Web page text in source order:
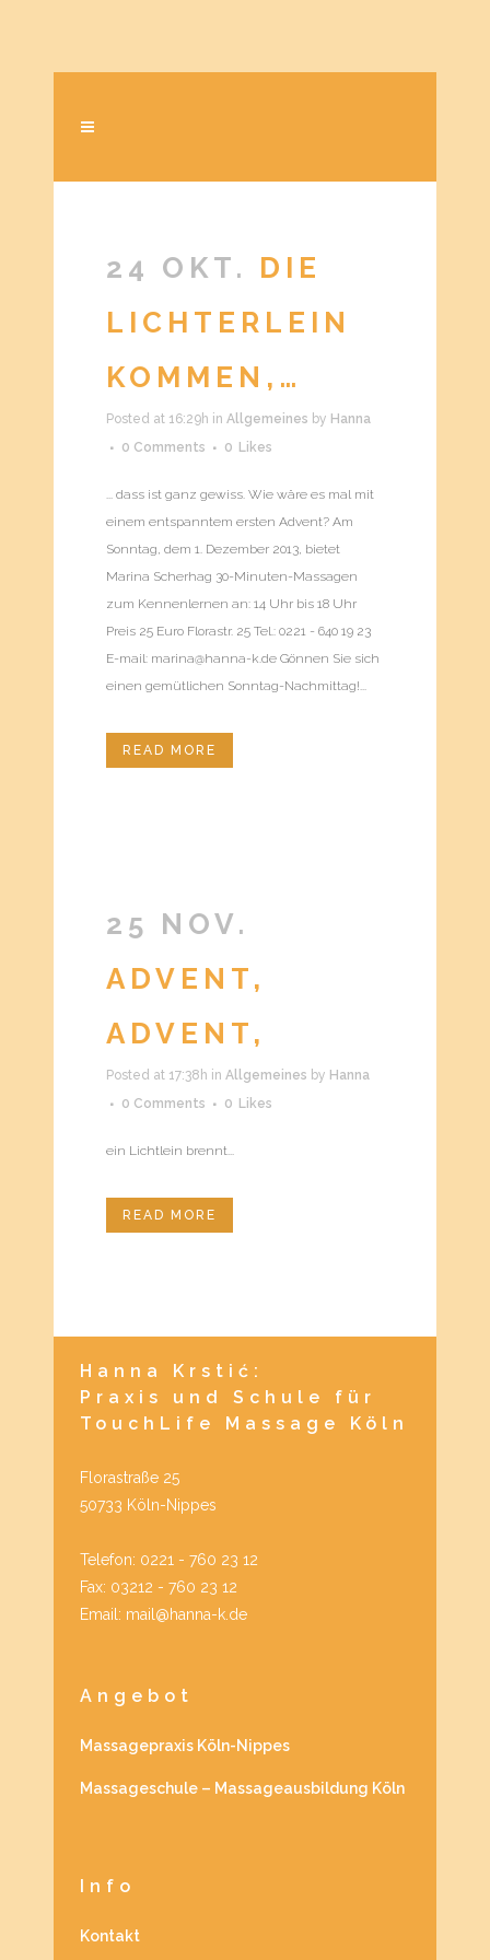
24 OKT.
DIE
LICHTERLEIN
KOMMEN,…
Posted at 16:29h in Allgemeines by Hanna
0 Comments
0 Likes
... dass ist ganz gewiss. Wie wäre es mal mit
einem entspanntem ersten Advent? Am
Sonntag, dem 1. Dezember 2013, bietet
Marina Scherhag 30-Minuten-Massagen
zum Kennenlernen an: 14 Uhr bis 18 Uhr
Preis 25 Euro Florastr. 25 Tel.: 0221 - 640 19 23
E-mail: marina@hanna-k.de Gönnen Sie sich
einen gemütlichen Sonntag-Nachmittag!...
READ MORE
25 NOV.
ADVENT,
ADVENT,
Posted at 17:38h in Allgemeines by Hanna
0 Comments
0 Likes
ein Lichtlein brennt...
READ MORE
Hanna Krstić:
Praxis und Schule für
TouchLife Massage Köln
Florastraße 25
50733 Köln-Nippes
Telefon: 0221 - 760 23 12
Fax: 03212 - 760 23 12
Email: mail@hanna-k.de
Angebot
Massagepraxis Köln-Nippes
Massageschule – Massageausbildung Köln
Info
Kontakt